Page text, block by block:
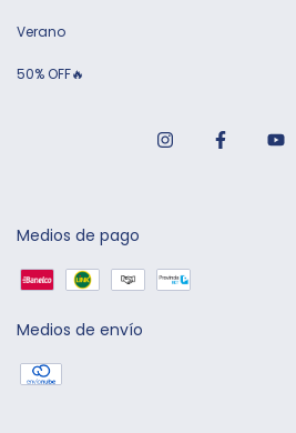
Verano
50% OFF🔥
Medios de pago
Medios de envío